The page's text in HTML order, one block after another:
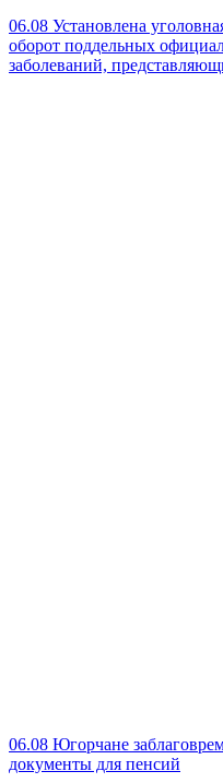
06.08 Установлена
оборот поддельных
заболеваний,
06.08 Югорчане
документы для пенсий